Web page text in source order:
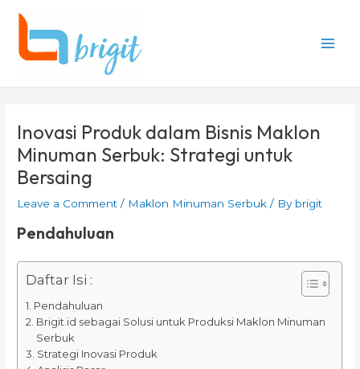
content
Inovasi Produk dalam Bisnis Maklon
Minuman Serbuk: Strategi untuk
Bersaing
Leave a Comment / Maklon Minuman Serbuk / By brigit
Pendahuluan
Daftar Isi :
Pendahuluan
Brigit.id sebagai Solusi untuk Produksi Maklon Minuman
Serbuk
Strategi Inovasi Produk
navigation